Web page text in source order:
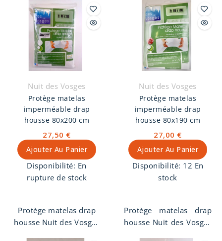
imperméable, 1 face
100% coton
contrecollée
imperméable.
imperméable, 1 face
100% coton
contrecollée
imperméable.
Nuit des Vosges
Protège matelas
imperméable drap
housse 80x200 cm
27,50 €
Ajouter Au Panier
Disponibilité: En
rupture de stock
Protège matelas drap
housse Nuit des Vosges
Nuit des Vosges
Protège matelas
imperméable drap
housse 80x190 cm
27,00 €
Ajouter Au Panier
Disponibilité: 12 En
stock
Protège matelas drap
housse Nuit des Vosges